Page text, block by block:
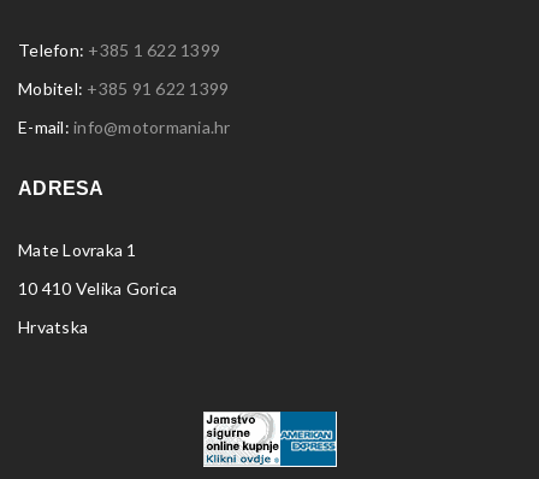
Telefon: +385 1 622 1399
Mobitel: +385 91 622 1399
E-mail: info@motormania.hr
ADRESA
Mate Lovraka 1
10 410 Velika Gorica
Hrvatska